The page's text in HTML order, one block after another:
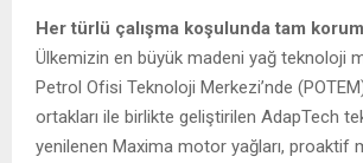
Her türlü çalışma koşulunda tam
Ülkemizin en büyük madeni yağ teknoloji
Petrol Ofisi Teknoloji Merkezi’nde
ortakları ile birlikte geliştirilen AdapTech
yenilenen Maxima motor yağları, proaktif